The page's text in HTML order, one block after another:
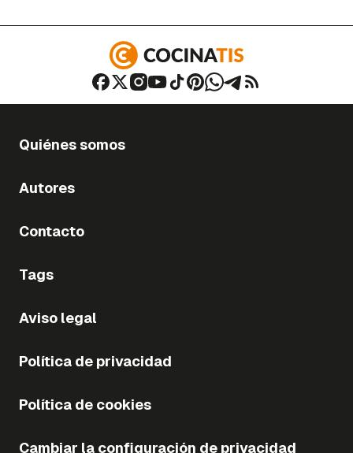
Quiénes somos
Autores
Contacto
Tags
Aviso legal
Política de privacidad
Política de cookies
Cambiar la configuración de privacidad